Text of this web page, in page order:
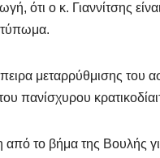
ότι ο κ. Γιαννίτσης
μεταρρύθμισης του
πανίσχυρου
το βήμα της Βουλής